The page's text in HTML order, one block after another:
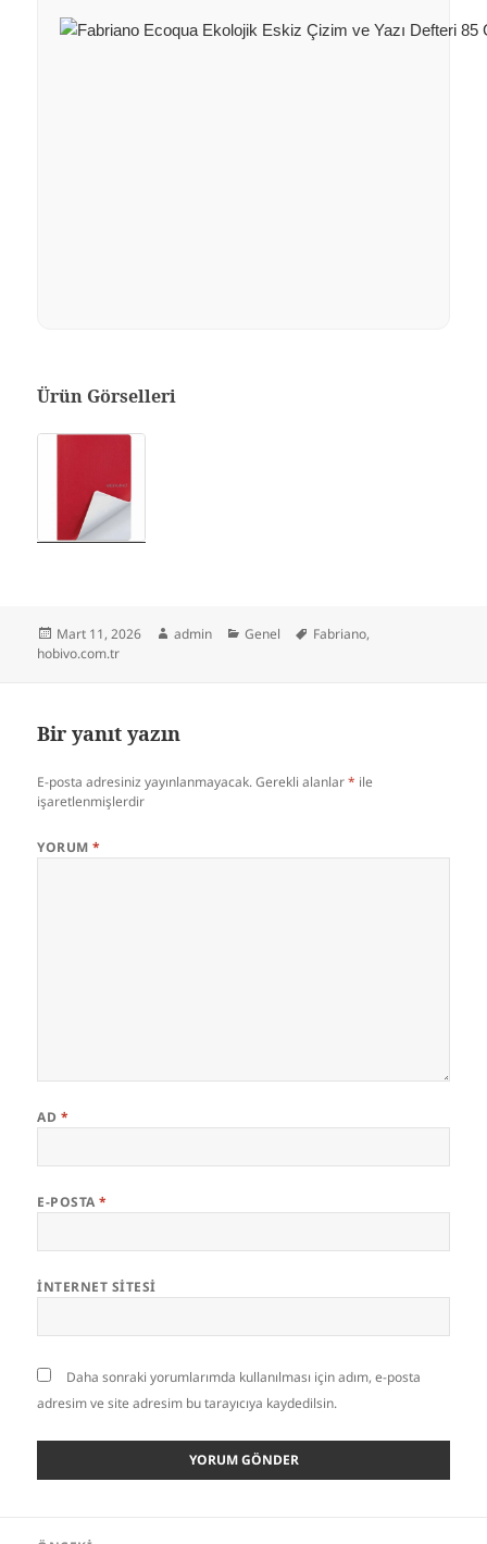
Ürün Görselleri
Yayın
tarihi
Mart 11, 2026 Yazar
admin Kategoriler
Genel Etiketler
Fabriano,
hobivo.com.tr
Bir yanıt yazın
E-posta adresiniz yayınlanmayacak. Gerekli alanlar* ile
işaretlenmişlerdir
YORUM*
AD *
E-POSTA*
İNTERNET SITESI
Daha sonraki yorumlarımda kullanılması için adım, e-posta
adresim ve site adresim bu tarayıcıya kaydedilsin.